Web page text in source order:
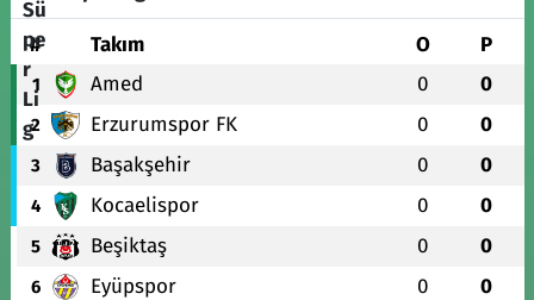
# Takım O P
1 Amed 0 0
2 Erzurumspor FK 0 0
3 Başakşehir 0 0
4 Kocaelispor 0 0
5 Beşiktaş 0 0
6 Eyüpspor 0 0